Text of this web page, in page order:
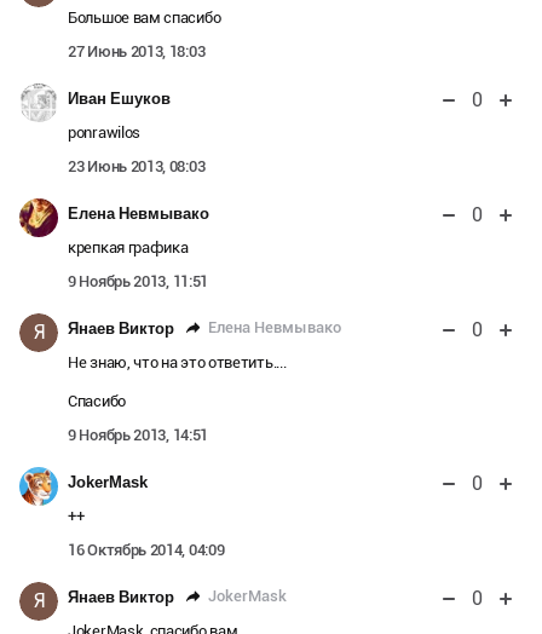
Большое вам спасибо
27 Июнь 2013, 18:03
Иван Ешуков 0
ponrawilos
23 Июнь 2013, 08:03
Елена Невмывако 0
крепкая графика
9 Ноябрь 2013, 11:51
Я Янаев Виктор Елена Невмывако 0
Не знаю, что на это ответить....
Спасибо
9 Ноябрь 2013, 14:51
JokerMask 0
++
16 Октябрь 2014, 04:09
Я Янаев Виктор JokerMask 0
JokerMask, спасибо вам